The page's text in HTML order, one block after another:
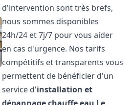
d'intervention sont très brefs,
nous sommes disponibles
24h/24 et 7j/7 pour vous aider
en cas d'urgence. Nos tarifs
compétitifs et transparents vous
permettent de bénéficier d'un
service d'installation et